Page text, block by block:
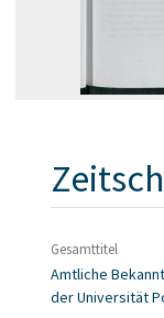
Gesamttitel
Amtliche
der Universität